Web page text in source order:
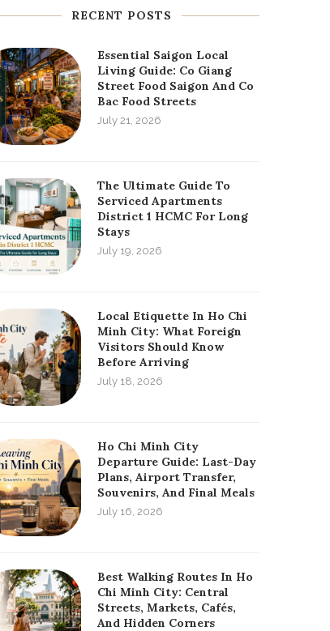
RECENT POSTS
Essential Saigon Local
Living Guide: Co Giang
Street Food Saigon And Co
Bac Food Streets
July 21, 2026
The Ultimate Guide To
Serviced Apartments
District 1 HCMC For Long
Stays
July 19, 2026
Local Etiquette In Ho Chi
Minh City: What Foreign
Visitors Should Know
Before Arriving
July 18, 2026
Ho Chi Minh City
Departure Guide: Last-Day
Plans, Airport Transfer,
Souvenirs, And Final Meals
July 16, 2026
Best Walking Routes In Ho
Chi Minh City: Central
Streets, Markets, Cafés,
And Hidden Corners